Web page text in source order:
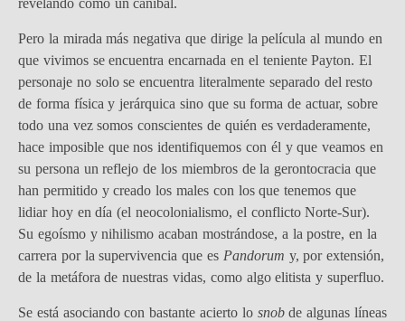
Pero la mirada más negativa que dirige la película al mundo en
que vivimos se encuentra encarnada en el teniente Payton. El
personaje no solo se encuentra literalmente separado del resto
de forma física y jerárquica sino que su forma de actuar, sobre
todo una vez somos conscientes de quién es verdaderamente,
hace imposible que nos identifiquemos con él y que veamos en
su persona un reflejo de los miembros de la gerontocracia que
han permitido y creado los males con los que tenemos que
lidiar hoy en día (el neocolonialismo, el conflicto Norte-Sur).
Su egoísmo y nihilismo acaban mostrándose, a la postre, en la
carrera por la supervivencia que es Pandorum y, por extensión,
de la metáfora de nuestras vidas, como algo elitista y superfluo.
Se está asociando con bastante acierto lo snobde algunas líneas